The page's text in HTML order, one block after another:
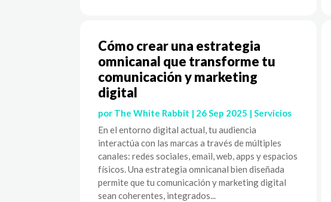
Cómo crear una estrategia
omnicanal que transforme tu
comunicación y marketing
digital
por The White Rabbit | 26 Sep 2025 |Servicios
En el entorno digital actual, tu audiencia
interactúa con las marcas a través de múltiples
canales: redes sociales, email, web, apps y espacios
físicos. Una estrategia omnicanal bien diseñada
permite que tu comunicación y marketing digital
sean coherentes, integrados...